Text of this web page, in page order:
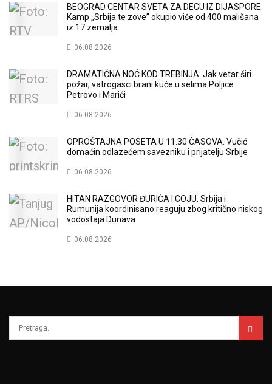
BEOGRAD CENTAR SVETA ZA DECU IZ DIJASPORE:
Kamp „Srbija te zove” okupio više od 400 mališana
iz 17 zemalja
06.08.2026
DRAMATIČNA NOĆ KOD TREBINJA: Jak vetar širi
požar, vatrogasci brani kuće u selima Poljice
Petrovo i Marići
06.08.2026
OPROŠTAJNA POSETA U 11.30 ČASOVA: Vučić
domaćin odlazećem savezniku i prijatelju Srbije
06.08.2026
HITAN RAZGOVOR ĐURIĆA I COJU: Srbija i
Rumunija koordinisano reaguju zbog kritično niskog
vodostaja Dunava
06.08.2026